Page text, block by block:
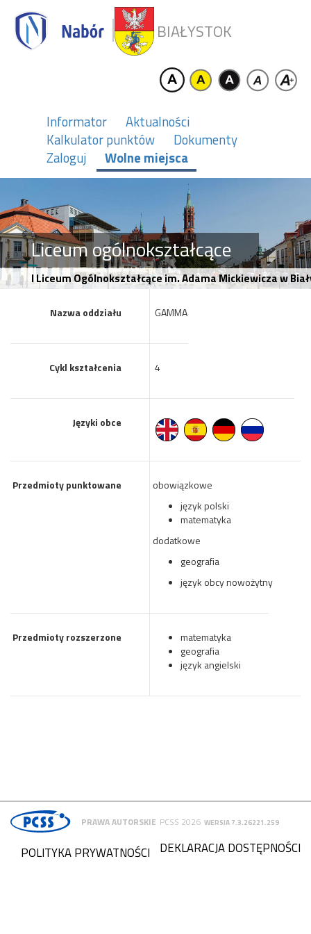
BIAŁYSTOK
Informator
Aktualności
Kalkulator punktów
Dokumenty
Zaloguj
Wolne miejsca
Liceum ogólnokształcące
I Liceum Ogólnokształcące im. Adama Mickiewicza w
Nazwa oddziału GAMMA
Cykl kształcenia 4
Języki obce
Przedmioty punktowane
obowiązkowe
język polski
matematyka
dodatkowe
geografia
język obcy nowożytny
Przedmioty rozszerzone
matematyka
geografia
język angielski
PRAWA AUTORSKIE PCSS 2026 WERSJA 7.3.26221.259
DEKLARACJA DOSTĘPNOŚCI
POLITYKA PRYWATNOŚCI